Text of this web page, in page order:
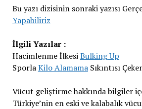
Bu yazı dizisinin sonraki yazısı
Yapabiliriz
İlgili Yazılar :
Hacimlenme İlkesiBulking Up
SporlaKilo AlamamaSıkıntısı
Vücut geliştirme hakkında bilgiler
Türkiye’nin en eski ve kalabalık